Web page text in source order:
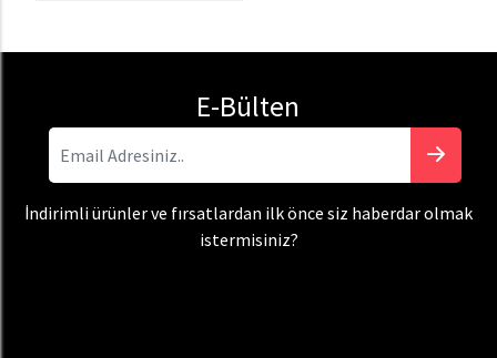
E-Bülten
İndirimli ürünler ve fırsatlardan ilk önce siz haberdar olmak
istermisiniz?